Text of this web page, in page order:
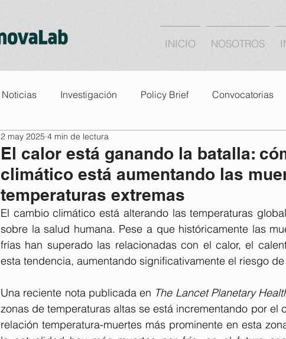
INICIO NOSOTROS
Noticias Investigación Policy Brief Convocatorias
El calor está ganando la batalla:
climático está aumentando las
temperaturas extremas
2 may 2025 4 min de lectura
El cambio climático está alterando las temperaturas
sobre la salud humana. Pese a que históricamente las
frías han superado las relacionadas con el calor, el
esta tendencia, aumentando significativamente el riesgo de
Una reciente nota publicada en The Lancet Planetary
zonas de temperaturas altas se está incrementando por el
relación temperatura-muertes más prominente en esta